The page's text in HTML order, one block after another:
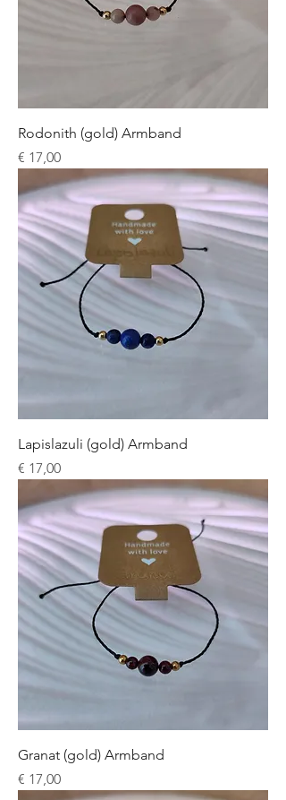
Rodonith (gold) Armband
Preis
€ 17,00
Lapislazuli (gold) Armband
Preis
€ 17,00
Granat (gold) Armband
Preis
€ 17,00